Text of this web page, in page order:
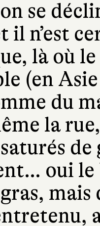
se
il n’est
là où
(en
du
la
de
oui le
mais